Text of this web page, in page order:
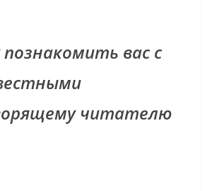
вас с
читателю